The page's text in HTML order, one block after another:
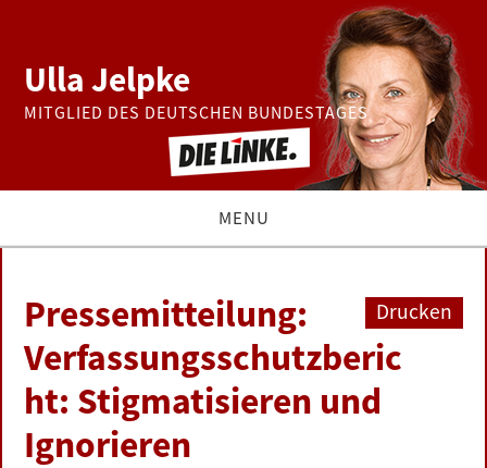
Ulla Jelpke
MITGLIED DES DEUTSCHEN BUNDESTAGES
MENU
BUNDESTAG
PRESSE
ZUR PERSON
Drucken
Pressemitteilung:
Verfassungsschutzberic
ht: Stigmatisieren und
Ignorieren